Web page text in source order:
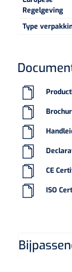
Regelgeving
Type
CE
ISO